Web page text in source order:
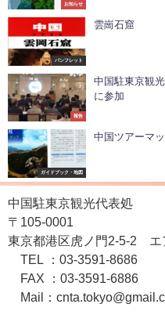
お知らせ
パンフレット
雲崗石窟
報告
中国駐東京観
に参加
ガイドブック・地図
中国ツアーマ
中国駐東京観光代表処
〒105-0001
東京都港区虎ノ門2-5-2 エ
TEL ：03-3591-8686
FAX ：03-3591-6886
Mail：